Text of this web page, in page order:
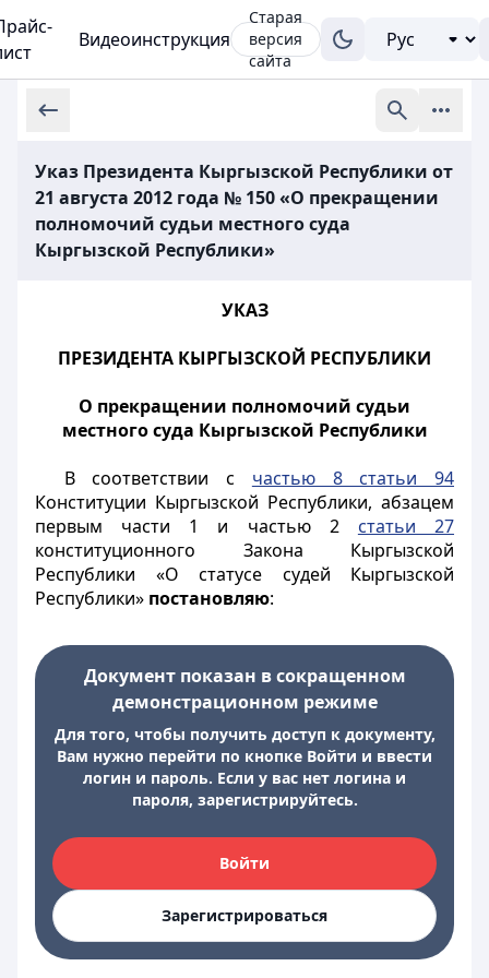
Видеоинструкция
Старая
версия
сайта
Указ Президента Кыргызской Республики от
21 августа 2012 года № 150 «О прекращении
полномочий судьи местного суда
Кыргызской Республики»
УКАЗ
ПРЕЗИДЕНТА КЫРГЫЗСКОЙ РЕСПУБЛИКИ
О прекращении полномочий судьи
местного суда Кыргызской Республики
В соответствии с частью 8 статьи 94
Конституции Кыргызской Республики, абзацем
первым части 1 и частью 2 статьи 27
конституционного Закона Кыргызской
Республики «О статусе судей Кыргызской
Республики» постановляю:
Документ показан в сокращенном
демонстрационном режиме
Для того, чтобы получить доступ к документу,
Вам нужно перейти по кнопке Войти и ввести
логин и пароль. Если у вас нет логина и
пароля, зарегистрируйтесь.
Войти
Зарегистрироваться